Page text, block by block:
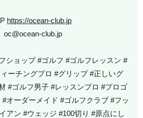
https://ocean-club.jp
club.jp
ショップ #ゴルフ #ゴルフレッスン #
ーチングプロ #グリップ #正しいグ
#ゴルフ男子 #レッスンプロ #プロゴ
オーダーメイド #ゴルフクラブ #フッ
アン #ウェッジ #100切り #原点にし